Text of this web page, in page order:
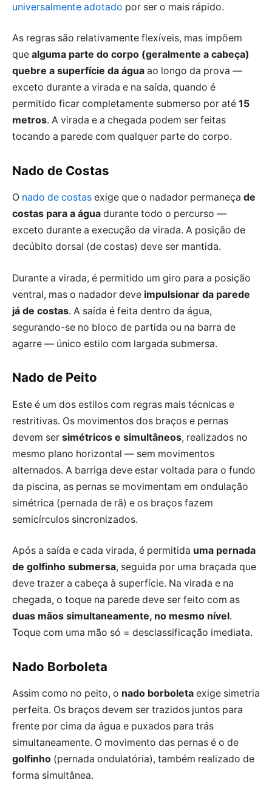
universalmente adotado por ser o mais rápido.
As regras são relativamente flexíveis, mas impõem
que alguma parte do corpo (geralmente a cabeça)
quebre a superfície da água ao longo da prova —
exceto durante a virada e na saída, quando é
permitido ficar completamente submerso por até 15
metros. A virada e a chegada podem ser feitas
tocando a parede com qualquer parte do corpo.
Nado de Costas
O nado de costas exige que o nadador permaneça de
costas para a água durante todo o percurso —
exceto durante a execução da virada. A posição de
decúbito dorsal (de costas) deve ser mantida.
Durante a virada, é permitido um giro para a posição
ventral, mas o nadador deve impulsionar da parede
já de costas. A saída é feita dentro da água,
segurando-se no bloco de partida ou na barra de
agarre — único estilo com largada submersa.
Nado de Peito
Este é um dos estilos com regras mais técnicas e
restritivas. Os movimentos dos braços e pernas
devem ser simétricos e simultâneos, realizados no
mesmo plano horizontal — sem movimentos
alternados. A barriga deve estar voltada para o fundo
da piscina, as pernas se movimentam em ondulação
simétrica (pernada de rã) e os braços fazem
semicírculos sincronizados.
Após a saída e cada virada, é permitida uma pernada
de golfinho submersa, seguida por uma braçada que
deve trazer a cabeça à superfície. Na virada e na
chegada, o toque na parede deve ser feito com as
duas mãos simultaneamente, no mesmo nível.
Toque com uma mão só = desclassificação imediata.
Nado Borboleta
Assim como no peito, o nado borboleta exige simetria
perfeita. Os braços devem ser trazidos juntos para
frente por cima da água e puxados para trás
simultaneamente. O movimento das pernas é o de
golfinho (pernada ondulatória), também realizado de
forma simultânea.